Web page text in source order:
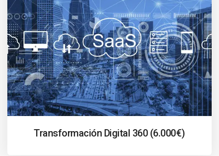
Transformación Digital 360 (6.000€)